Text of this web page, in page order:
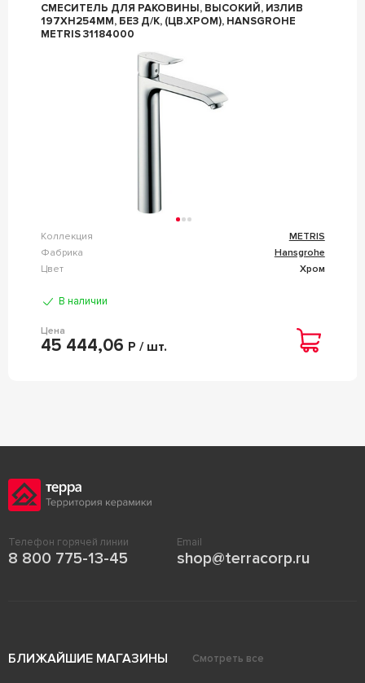
СМЕСИТЕЛЬ ДЛЯ РАКОВИНЫ, ВЫСОКИЙ, ИЗЛИВ
197ХH254ММ, БЕЗ Д/К, (ЦВ.ХРОМ), HANSGROHE
METRIS 31184000
Коллекция
METRIS
Фабрика
Hansgrohe
Цвет
Хром
В наличии
Цена
45 444,06 Р / шт.
Телефон горячей линии
8 800 775-13-45
Email
shop@terracorp.ru
БЛИЖАЙШИЕ МАГАЗИНЫ Смотреть все